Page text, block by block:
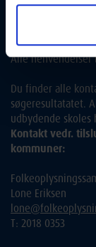
Alle
Du finder alle
søgeresultatatet.
udbydende
Kontakt vedr.
kommuner:
Lone Eriksen
T: 2018 0353